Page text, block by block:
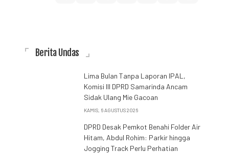
Berita Undas
Lima Bulan Tanpa Laporan IPAL,
Komisi III DPRD Samarinda Ancam
Sidak Ulang Mie Gacoan
KAMIS, 6 AGUSTUS 2026
DPRD Desak Pemkot Benahi Folder Air
Hitam, Abdul Rohim: Parkir hingga
Jogging Track Perlu Perhatian